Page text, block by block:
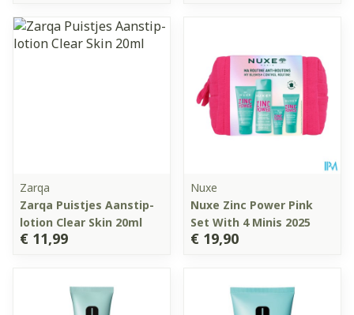
Zarqa
Zarqa Puistjes Aanstip-
lotion Clear Skin 20ml
€ 11,99
Nuxe
Nuxe Zinc Power Pink
Set With 4 Minis 2025
€ 19,90